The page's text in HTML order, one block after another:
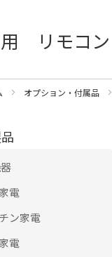
用 リモコン
オプション・付属品
電
ン家電
電